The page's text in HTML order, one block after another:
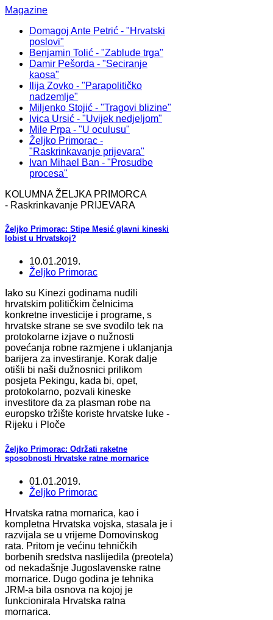
Magazine
Domagoj Ante Petrić - "Hrvatski
poslovi"
Benjamin Tolić - "Zablude trga"
Damir Pešorda - "Seciranje
kaosa"
Ilija Zovko - "Parapolitičko
nadzemlje"
Miljenko Stojić - "Tragovi blizine"
Ivica Ursić - "Uvijek nedjeljom"
Mile Prpa - "U oculusu"
Željko Primorac -
"Raskrinkavanje prijevara"
Ivan Mihael Ban - "Prosudbe
procesa"
KOLUMNA ŽELJKA PRIMORCA
- Raskrinkavanje PRIJEVARA
Željko Primorac: Stipe Mesić glavni kineski
lobist u Hrvatskoj?
10.01.2019.
Željko Primorac
Iako su Kinezi godinama nudili
hrvatskim političkim čelnicima
konkretne investicije i programe, s
hrvatske strane se sve svodilo tek na
protokolarne izjave o nužnosti
povećanja robne razmjene i uklanjanja
barijera za investiranje. Korak dalje
otišli bi naši dužnosnici prilikom
posjeta Pekingu, kada bi, opet,
protokolarno, pozvali kineske
investitore da za plasman robe na
europsko tržište koriste hrvatske luke -
Rijeku i Ploče
Željko Primorac: Održati raketne
sposobnosti Hrvatske ratne mornarice
01.01.2019.
Željko Primorac
Hrvatska ratna mornarica, kao i
kompletna Hrvatska vojska, stasala je i
razvijala se u vrijeme Domovinskog
rata. Pritom je većinu tehničkih
borbenih sredstva naslijedila (preotela)
od nekadašnje Jugoslavenske ratne
mornarice. Dugo godina je tehnika
JRM-a bila osnova na kojoj je
funkcionirala Hrvatska ratna
mornarica.